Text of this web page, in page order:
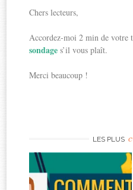
Chers lecteurs,
Accordez-moi 2 min de votre
sondages’il vous plaît.
Merci beaucoup !
LES PLUS